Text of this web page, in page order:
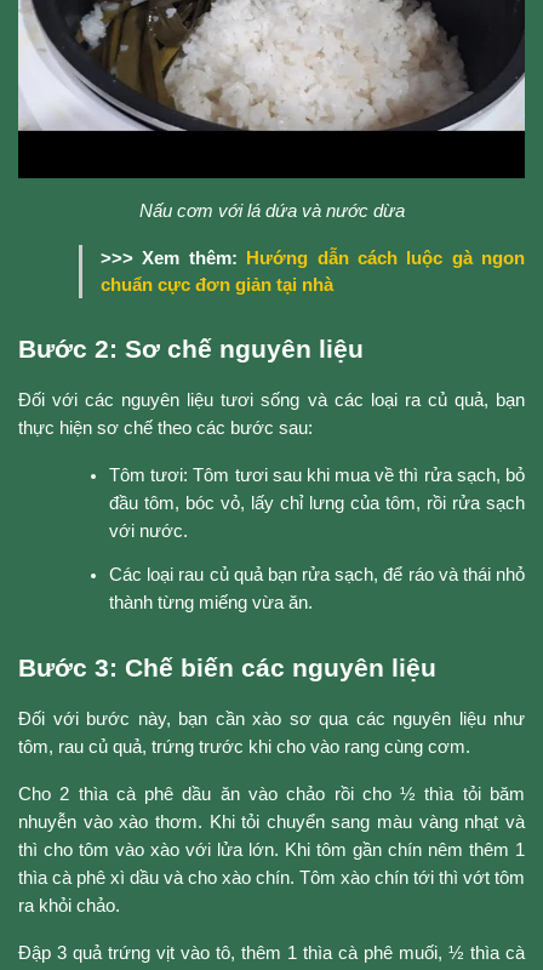
Nấu cơm với lá dứa và nước dừa
>>> Xem thêm:
Hướng dẫn cách luộc gà ngon
chuẩn cực đơn giản tại nhà
Bước 2: Sơ chế nguyên liệu
Đối với các nguyên liệu tươi sống và các loại ra củ quả, bạn
thực hiện sơ chế theo các bước sau:
Tôm tươi: Tôm tươi sau khi mua về thì rửa sạch, bỏ
đầu tôm, bóc vỏ, lấy chỉ lưng của tôm, rồi rửa sạch
với nước.
Các loại rau củ quả bạn rửa sạch, để ráo và thái nhỏ
thành từng miếng vừa ăn.
Bước 3: Chế biến các nguyên liệu
Đối với bước này, bạn cần xào sơ qua các nguyên liệu như
tôm, rau củ quả, trứng trước khi cho vào rang cùng cơm.
Cho 2 thìa cà phê dầu ăn vào chảo rồi cho ½ thìa tỏi băm
nhuyễn vào xào thơm. Khi tỏi chuyển sang màu vàng nhạt và
thì cho tôm vào xào với lửa lớn. Khi tôm gần chín nêm thêm 1
thìa cà phê xì dầu và cho xào chín. Tôm xào chín tới thì vớt tôm
ra khỏi chảo.
Đập 3 quả trứng vịt vào tô, thêm 1 thìa cà phê muối, ½ thìa cà